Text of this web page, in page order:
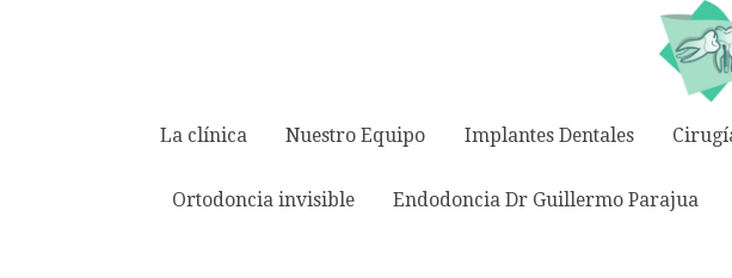
La clínica Nuestro Equipo Implantes Dentales
Ortodoncia invisible Endodoncia Dr Guillermo Parajua